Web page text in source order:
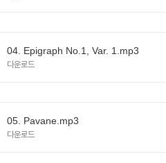
04. Epigraph No.1, Var. 1.mp3
다운로드
05. Pavane.mp3
다운로드